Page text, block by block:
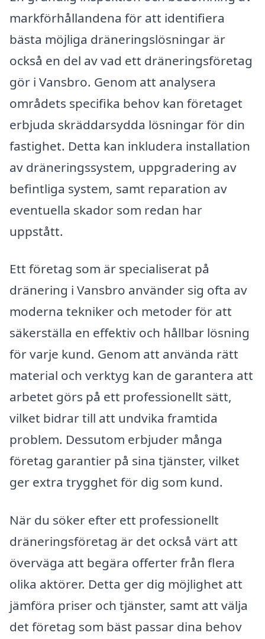
markförhållandena för att identifiera
bästa möjliga dräneringslösningar är
också en del av vad ett dräneringsföretag
gör i Vansbro. Genom att analysera
områdets specifika behov kan företaget
erbjuda skräddarsydda lösningar för din
fastighet. Detta kan inkludera installation
av dräneringssystem, uppgradering av
befintliga system, samt reparation av
eventuella skador som redan har
uppstått.
Ett företag som är specialiserat på
dränering i Vansbro använder sig ofta av
moderna tekniker och metoder för att
säkerställa en effektiv och hållbar lösning
för varje kund. Genom att använda rätt
material och verktyg kan de garantera att
arbetet görs på ett professionellt sätt,
vilket bidrar till att undvika framtida
problem. Dessutom erbjuder många
företag garantier på sina tjänster, vilket
ger extra trygghet för dig som kund.
När du söker efter ett professionellt
dräneringsföretag är det också värt att
överväga att begära offerter från flera
olika aktörer. Detta ger dig möjlighet att
jämföra priser och tjänster, samt att välja
det företag som bäst passar dina behov